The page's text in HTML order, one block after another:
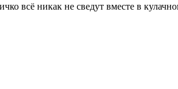
всё никак не сведут вместе в